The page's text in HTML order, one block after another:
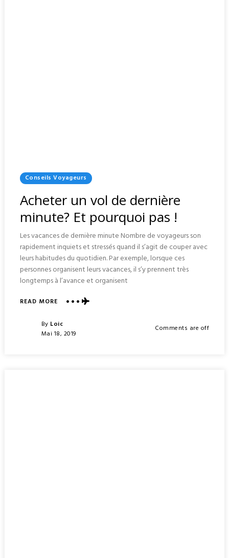
Posted
In
Conseils Voyageurs
Acheter un vol de dernière
minute? Et pourquoi pas !
Les vacances de dernière minute Nombre de voyageurs son
rapidement inquiets et stressés quand il s’agit de couper avec
leurs habitudes du quotidien. Par exemple, lorsque ces
personnes organisent leurs vacances, il s’y prennent très
longtemps à l’avance et organisent
READ MOREABOUT
UN
VOL
Posted
By Loic
Posted
Mai 18, 2019
Comments are off